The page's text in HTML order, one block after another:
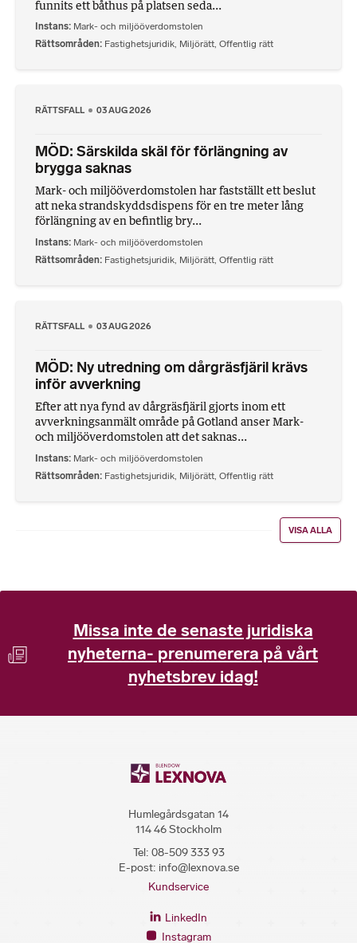
funnits ett båthus på platsen seda...
Instans Mark- och miljööverdomstolen
Rättsområden Fastighetsjuridik, Miljörätt, Offentlig rätt
RÄTTSFALL 03 AUG 2026
MÖD: Särskilda skäl för förlängning av
brygga saknas
Mark- och miljööverdomstolen har fastställt ett beslut
att neka strandskyddsdispens för en tre meter lång
förlängning av en befintlig bry...
Instans Mark- och miljööverdomstolen
Rättsområden Fastighetsjuridik, Miljörätt, Offentlig rätt
RÄTTSFALL 03 AUG 2026
MÖD: Ny utredning om dårgräsfjäril krävs
inför avverkning
Efter att nya fynd av dårgräsfjäril gjorts inom ett
avverkningsanmält område på Gotland anser Mark-
och miljööverdomstolen att det saknas...
Instans Mark- och miljööverdomstolen
Rättsområden Fastighetsjuridik Miljörätt Offentlig rätt
VISA ALLA
Missa inte de senaste juridiska
nyheterna- prenumerera på vårt
nyhetsbrev idag!
Humlegårdsgatan 14
114 46 Stockholm
Tel: 08-509 333 93
E-post: info@lexnova.se
Kundservice
LinkedIn
Instagram